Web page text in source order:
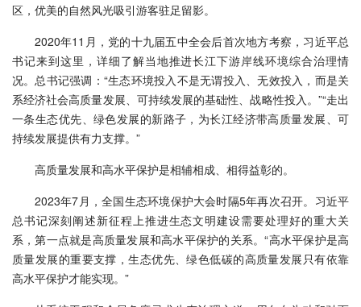
区，优美的自然风光吸引游客驻足留影。
2020年11月，党的十九届五中全会后首次地方考察，习近平总
书记来到这里，详细了解当地推进长江下游岸线环境综合治理情
况。总书记强调：“生态环境投入不是无谓投入、无效投入，而是关
系经济社会高质量发展、可持续发展的基础性、战略性投入。”“走出
一条生态优先、绿色发展的新路子，为长江经济带高质量发展、可
持续发展提供有力支撑。”
高质量发展和高水平保护是相辅相成、相得益彰的。
2023年7月，全国生态环境保护大会时隔5年再次召开。习近平
总书记深刻阐述新征程上推进生态文明建设需要处理好的重大关
系，第一点就是高质量发展和高水平保护的关系。“高水平保护是高
质量发展的重要支撑，生态优先、绿色低碳的高质量发展只有依靠
高水平保护才能实现。”